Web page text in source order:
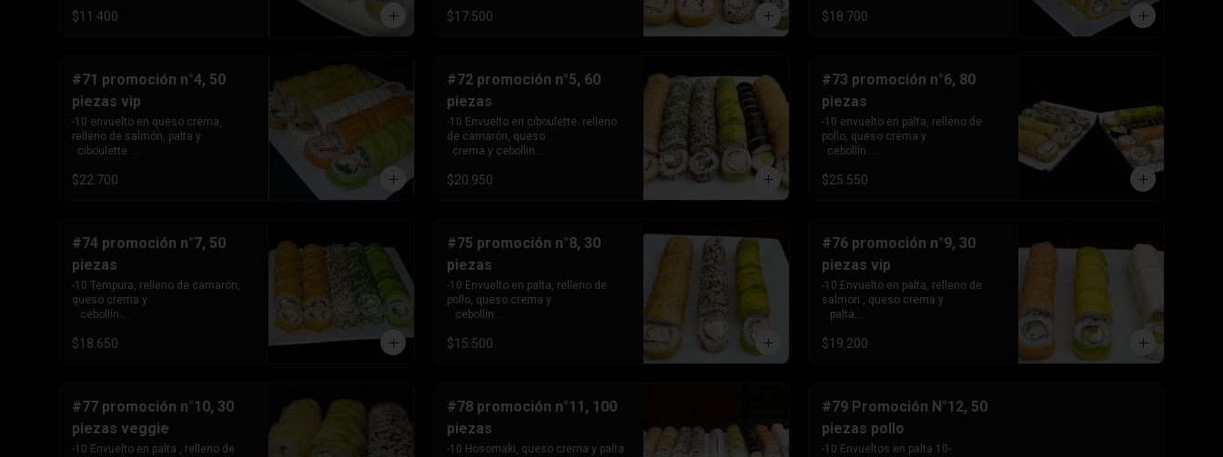
$11.400
queso crema y cebollín. -10
-10 envuelto en sesamo relleno de
kanikama, queso crema
   y cebollín .
$17.500
pollo teriyaki ,queso crema y
$18.700
#71 promoción n°4, 50
piezas vip
-10 envuelto en queso crema,
relleno de salmón, palta y
  ciboulette.
pollo apanado, queso
10- tempura, relleno de camarón
queso crema y cebollín. -10
envuelto en salmon, relleno de
salmon camarón y
  queso crema.
$22.700
#72 promoción n°5, 60
piezas
-10 Envuelto en ciboulette. relleno
de camarón, queso
  crema y cebollin.
salmón, queso crema y
  cebollin.
-10 Tempura, relleno de palmito
queso crema y ciboullete -
  10 Tempura, relleno de pollo,
queso crema y cebollin.
- 10 hosomaki, relleno de queso
$20.950
#73 promoción n°6, 80
piezas
-10 envuelto en palta, relleno de
pollo, queso crema y
  cebollín.
kanikama , queso crema
  crema y palta
-10 envuelto en sésamo, relleno de
salmón, queso
   crema y palta
-10 envuelto en queso crema ,
relleno de palmito, choclo
-10 tempura relleno de kanikama,
relleno de queso crema y palta
$25.550
#74 promoción n°7, 50
piezas
-10 Tempura, relleno de camarón,
queso crema y
   cebollín.
queso crema y cebollín.
-10 envuelto en sesamo, relleno de
pollo , queso crema y
   cebollín.
-10 envuelto en ciboulette, relleno
$18.650
#75 promoción n°8, 30
piezas
-10 Envuelto en palta, relleno de
pollo, queso crema y
   cebollín .
pollo , queso crema
$15.500
#76 promoción n°9, 30
piezas vip
-10 Envuelto en palta, relleno de
salmon , queso crema y
   palta.
camarón, queso crema
$19.200
#77 promoción n°10, 30
piezas veggie
-10 Envuelto en palta , relleno de
#78 promoción n°11, 100
piezas
-10 Hosomaki, queso crema y palta
#79 Promoción N°12, 50
piezas pollo
-10 Envueltos en palta 10-